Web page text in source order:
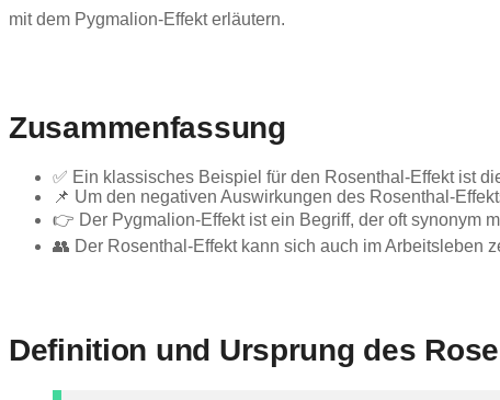
mit dem Pygmalion-Effekt erläutern.
Zusammenfassung
✅ Ein klassisches Beispiel für den Rosenthal-Effekt ist
📌 Um den negativen Auswirkungen des Rosenthal-
👉 Der Pygmalion-Effekt ist ein Begriff, der oft synonym
👥 Der Rosenthal-Effekt kann sich auch im Arbeitsleben
Definition und Ursprung des